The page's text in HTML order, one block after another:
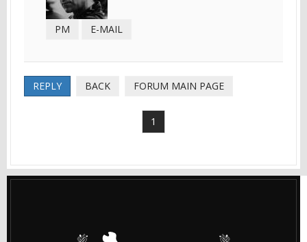
PM E-MAIL
REPLY BACK FORUM MAIN PAGE
1